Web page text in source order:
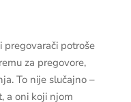
potroše
za pregovore,
To nije slučajno –
a oni koji njom